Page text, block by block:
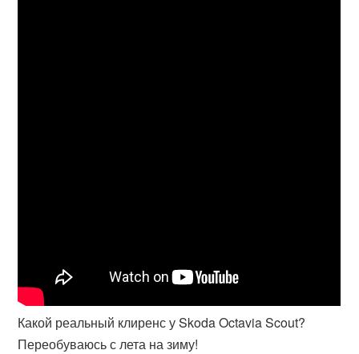
Какой реальный клиренс у Skoda Octavia Scout?
Переобуваюсь с лета на зиму!